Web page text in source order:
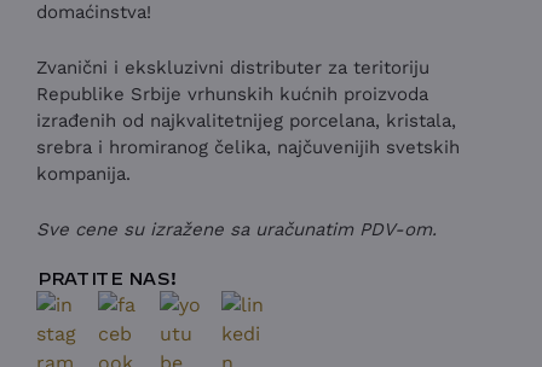
domaćinstva!
Zvanični i ekskluzivni distributer za teritoriju
Republike Srbije vrhunskih kućnih proizvoda
izrađenih od najkvalitetnijeg porcelana, kristala,
srebra i hromiranog čelika, najčuvenijih svetskih
kompanija.
Sve cene su izražene sa uračunatim PDV-om.
PRATITE NAS!